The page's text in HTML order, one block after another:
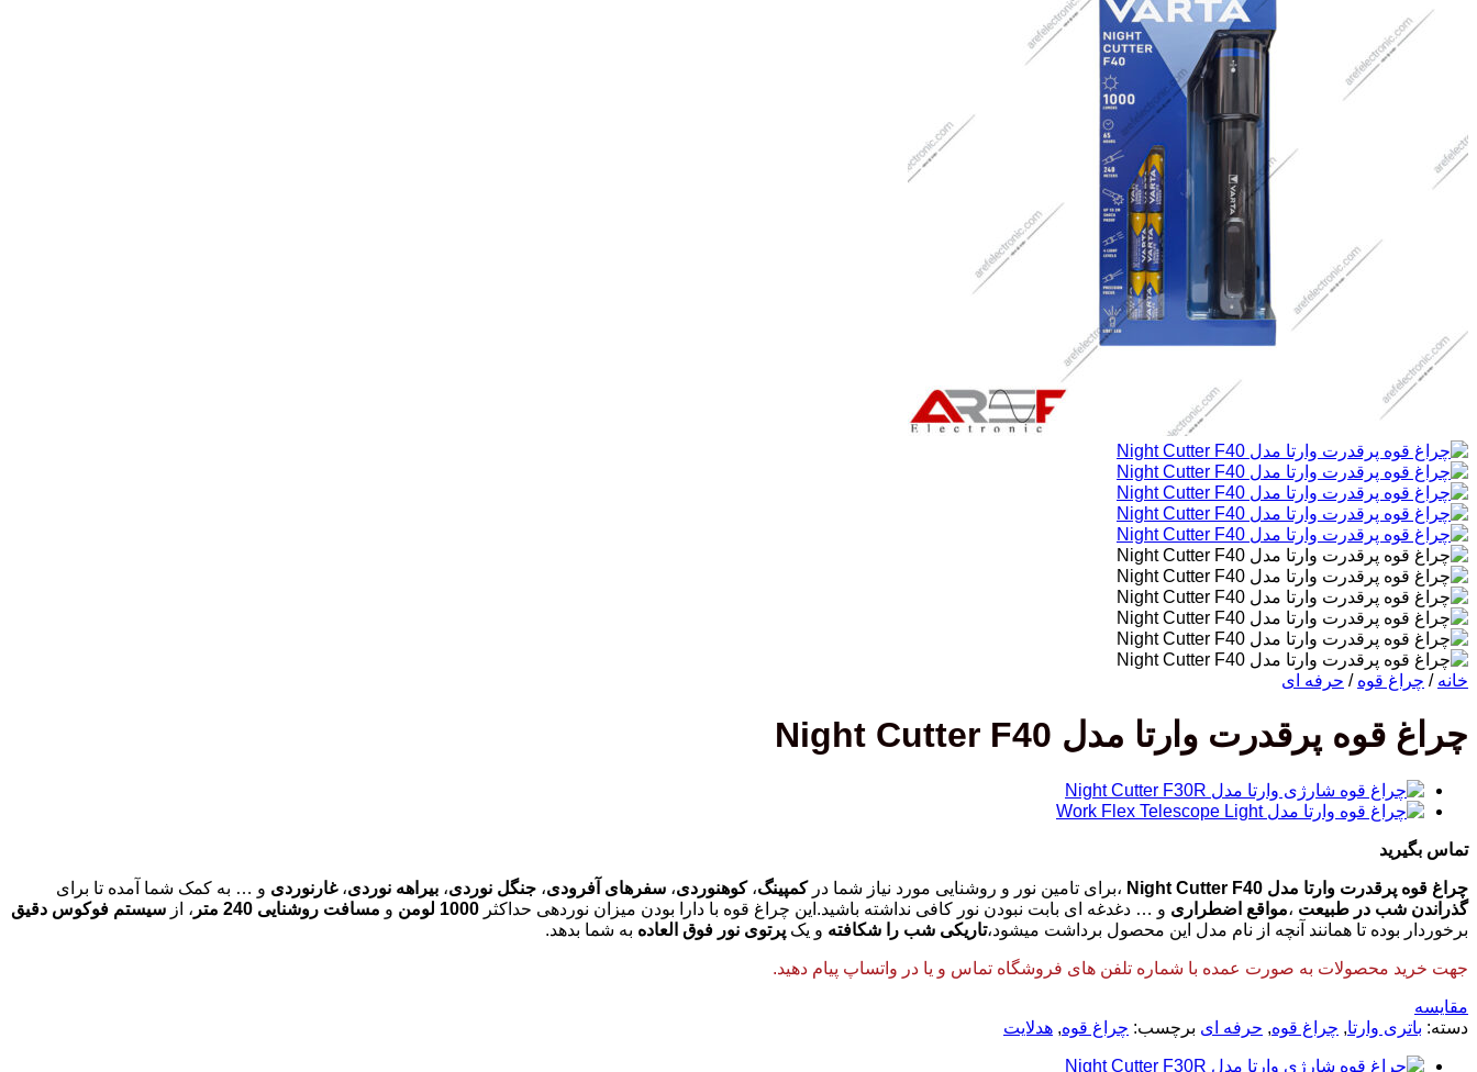
خانه / چراغ قوه / حرفه ای
چراغ قوه پرقدرت وارتا مدل Night Cutter F40
تماس بگیرید
چراغ قوه پرقدرت وارتا مدل Night Cutter F40 ،برای تامین نور و روشنایی مورد نیاز شما درکمپینگ،کوهنوردی، سفرهای آفرودی، جنگل نوردی، بیراهه نوردی،غارنوردی و … به کمک شما آمده تا برای
گذراندن شب در طبیعت ،مواقع اضطراری و … دغدغه ای بابت نبودن نور کافی نداشته باشید.این چراغ قوه با دارا بودن میزان نوردهی حداکثر 1000 لومن و مسافت روشنایی 240 متر ، از سیستم فوکوس دقیق
برخوردار بوده تا همانند آنچه از نام مدل این محصول برداشت میشود،تاریکی شب را شکافته و یک پرتوی نور فوق العاده به شما بدهد.
جهت خرید محصولات به صورت عمده با شماره تلفن های فروشگاه تماس و یا در واتساپ پیام دهید.
مقایسه
دسته: باتری وارتا, چراغ قوه, حرفه ای برچسب: چراغ قوه, هدلایت